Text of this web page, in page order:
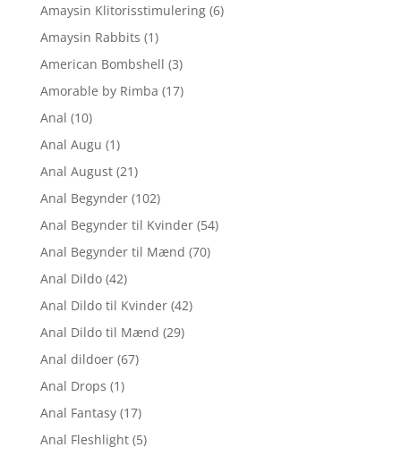
Amaysin Klitorisstimulering (6)
Amaysin Rabbits (1)
American Bombshell (3)
Amorable by Rimba (17)
Anal (10)
Anal Augu (1)
Anal August (21)
Anal Begynder (102)
Anal Begynder til Kvinder (54)
Anal Begynder til Mænd (70)
Anal Dildo (42)
Anal Dildo til Kvinder (42)
Anal Dildo til Mænd (29)
Anal dildoer (67)
Anal Drops (1)
Anal Fantasy (17)
Anal Fleshlight (5)